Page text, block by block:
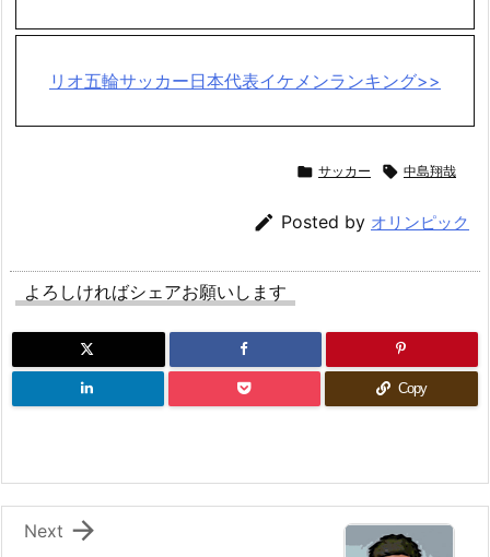
リオ五輪サッカー日本代表イケメンランキング>>
 サッカー  中島翔哉
 Posted by オリンピック
よろしければシェアお願いします
Copy

Next